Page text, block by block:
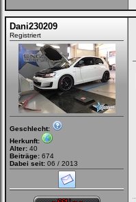
Dani230209
Registriert
Geschlecht:
Herkunft:
Alter: 40
Beiträge: 674
Dabei seit: 06 / 2013